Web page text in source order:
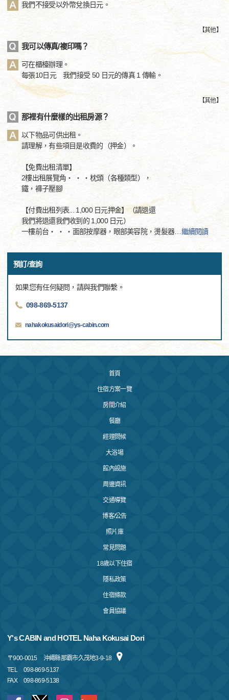
我們不接受以外幣兌換日元。
【其他】
我可以傳真/複印嗎？
可在櫃檯辦理。
每張10日元 我們接受 50 日元的傳真 1 傳輸。
【其他】
那裡有什麼樣的出租房源？
以下物品可供出租。
請理解，有些項目是收費的（押金）。
【免費出租清單】
2樓出租展覽角・ ・ ・枕頭（各種類型），
鐵，褲子壓腳
【付費出租列表... 1,000 日元押金】（請退還
我們將退還我們收到的 1,000 日元）
一樓前台・ ・ ・面部按摩器，眼部美容院，燙髮器…繼續閱讀
預訂/查詢
如果您有任何疑問，請與我們聯繫。
098-869-5137
nahakokusaidori@ys-cabin.com
首頁
住宿方案一覽
房間介紹
餐廳
經理問候
大浴場
館內設施
周邊資訊
交通導覽
博客/公告
照片庫
常見問題
18歲以下住宿
隱私政策
住宿條款
會員協議
Y's CABIN and HOTEL Naha Kokusai Dori
〒900-0015
沖繩縣那霸市久茂地3-9-18
TEL
098-869-5137
FAX
098-869-5138